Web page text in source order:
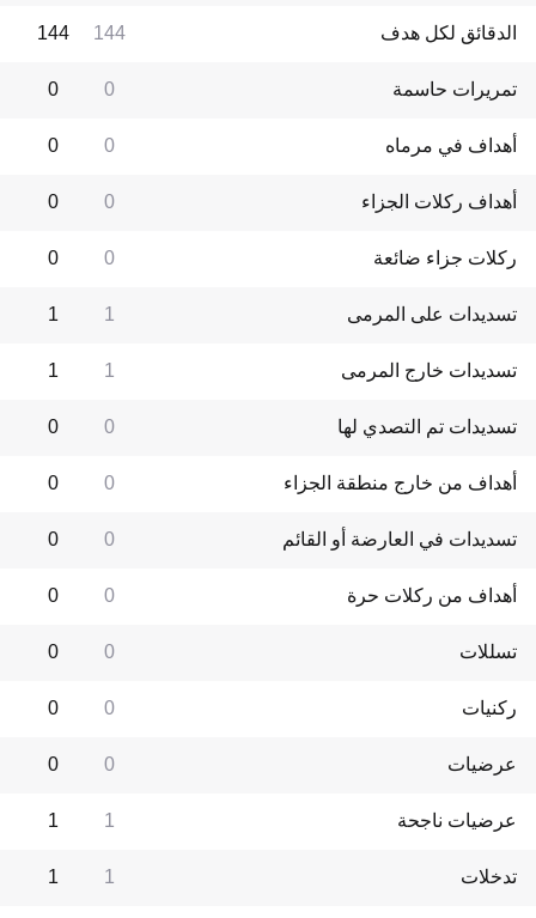
الدقائق لكل هدف 144
144
تمريرات حاسمة 0
0
أهداف في مرماه 0
0
أهداف ركلات الجزاء 0
0
ركلات جزاء ضائعة 0
0
تسديدات على المرمى 1
1
تسديدات خارج المرمى 1
1
تسديدات تم التصدي لها 0
0
أهداف من خارج منطقة الجزاء 0
0
تسديدات في العارضة أو القائم 0
0
أهداف من ركلات حرة 0
0
تسللات 0
0
ركنيات 0
0
عرضيات 0
0
عرضيات ناجحة 1
1
تدخلات 1
1